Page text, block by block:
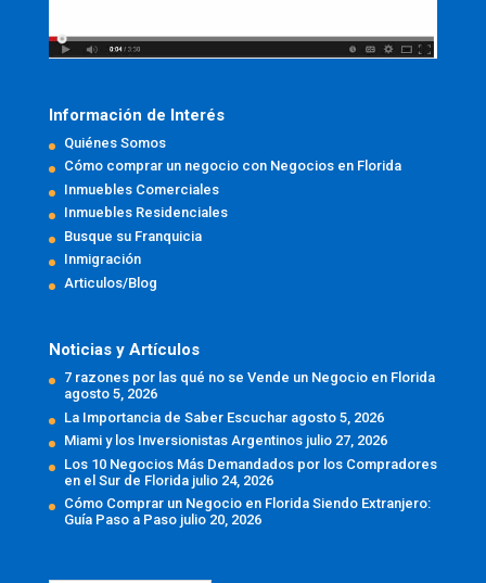
Información de Interés
Quiénes Somos
Cómo comprar un negocio con Negocios en Florida
Inmuebles Comerciales
Inmuebles Residenciales
Busque su Franquicia
Inmigración
Articulos/Blog
Noticias y Artículos
7 razones por las qué no se Vende un Negocio en Florida
agosto 5, 2026
La Importancia de Saber Escuchar agosto 5, 2026
Miami y los Inversionistas Argentinos julio 27, 2026
Los 10 Negocios Más Demandados por los Compradores
en el Sur de Florida julio 24, 2026
Cómo Comprar un Negocio en Florida Siendo Extranjero:
Guía Paso a Paso julio 20, 2026